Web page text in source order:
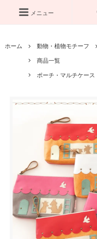
メニュー
ホーム 動物・植物モチーフ
商品一覧
ポーチ・マルチケース